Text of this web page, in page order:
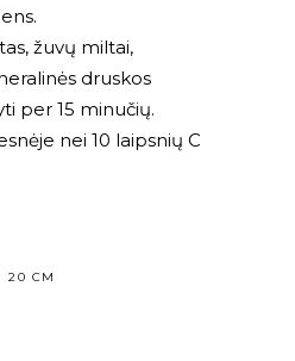
žuvų miltai,
druskos
per 15 minučių.
nei 10 laipsnių C
20 CM